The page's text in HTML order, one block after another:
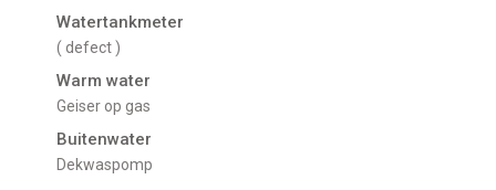
Watertankmeter
( defect )
Warm water
Geiser op gas
Buitenwater
dekwaspomp